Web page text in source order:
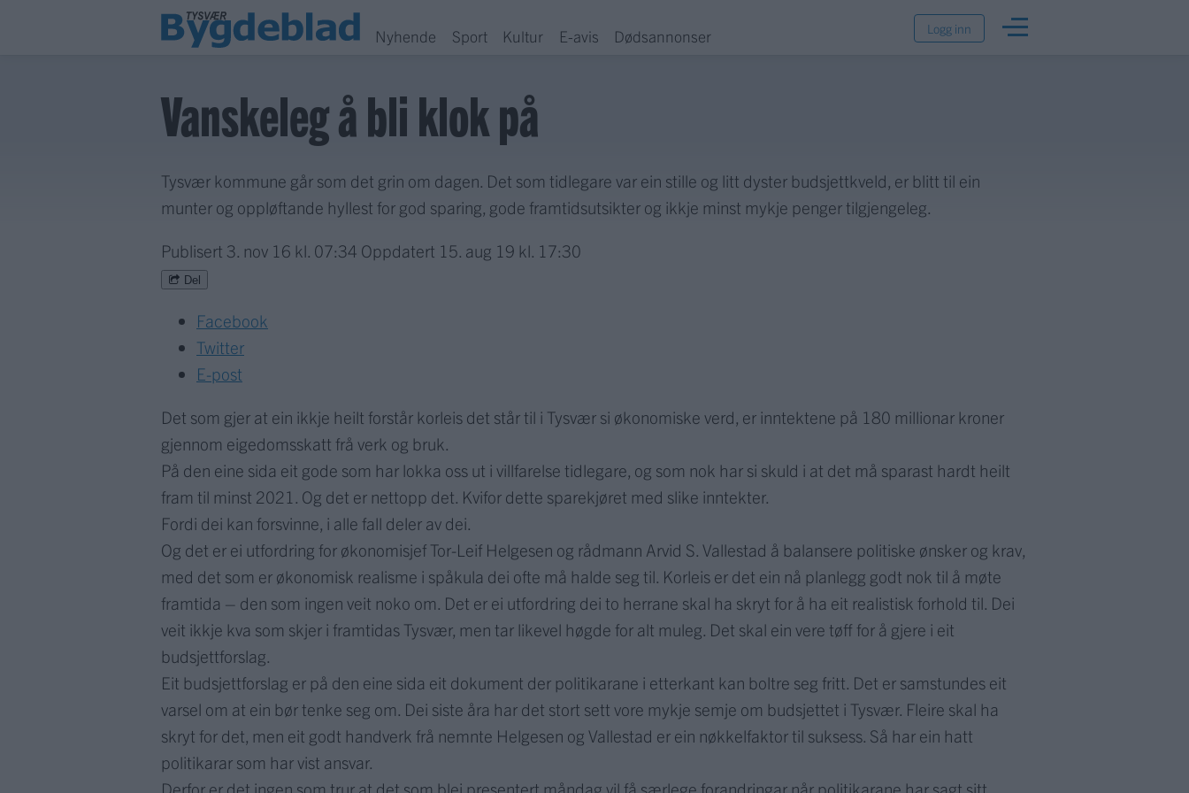
Nyhende Sport Kultur E-avis Dødsannonser Logg inn
Vanskeleg å bli klok på
Tysvær kommune går som det grin om dagen. Det som tidlegare var ein stille og litt dyster budsjettkveld, er blitt til ein
munter og oppløftande hyllest for god sparing, gode framtidsutsikter og ikkje minst mykje penger tilgjengeleg.
Publisert 3. nov 16 kl. 07:34 Oppdatert 15. aug 19 kl. 17:30
Del
Facebook
Twitter
E-post
Det som gjer at ein ikkje heilt forstår korleis det står til i Tysvær si økonomiske verd, er inntektene på 180 millionar kroner
gjennom eigedomsskatt frå verk og bruk.
På den eine sida eit gode som har lokka oss ut i villfarelse tidlegare, og som nok har si skuld i at det må sparast hardt heilt
fram til minst 2021. Og det er nettopp det. Kvifor dette sparekjøret med slike inntekter.
Fordi dei kan forsvinne, i alle fall deler av dei.
Og det er ei utfordring for økonomisjef Tor-Leif Helgesen og rådmann Arvid S. Vallestad å balansere politiske ønsker og krav,
med det som er økonomisk realisme i spåkula dei ofte må halde seg til. Korleis er det ein nå planlegg godt nok til å møte
framtida – den som ingen veit noko om. Det er ei utfordring dei to herrane skal ha skryt for å ha eit realistisk forhold til. Dei
veit ikkje kva som skjer i framtidas Tysvær, men tar likevel høgde for alt muleg. Det skal ein vere tøff for å gjere i eit
budsjettforslag.
Eit budsjettforslag er på den eine sida eit dokument der politikarane i etterkant kan boltre seg fritt. Det er samstundes eit
varsel om at ein bør tenke seg om. Dei siste åra har det stort sett vore mykje semje om budsjettet i Tysvær. Fleire skal ha
skryt for det, men eit godt handverk frå nemnte Helgesen og Vallestad er ein nøkkelfaktor til suksess. Så har ein hatt
politikarar som har vist ansvar.
Derfor er det ingen som trur at det som blei presentert måndag vil få særlege forandringar når politikarane har sagt sitt.